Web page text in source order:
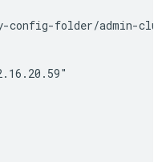
config-folder/admin-